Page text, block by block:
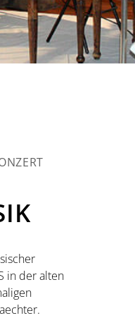
in der alten